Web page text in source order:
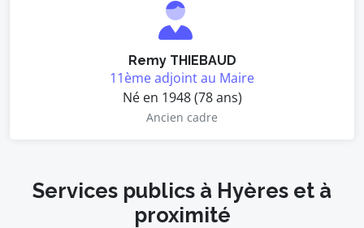
Remy THIEBAUD
11ème adjoint au Maire
Né en 1948 (78 ans)
Ancien cadre
Services publics à Hyères et à
proximité